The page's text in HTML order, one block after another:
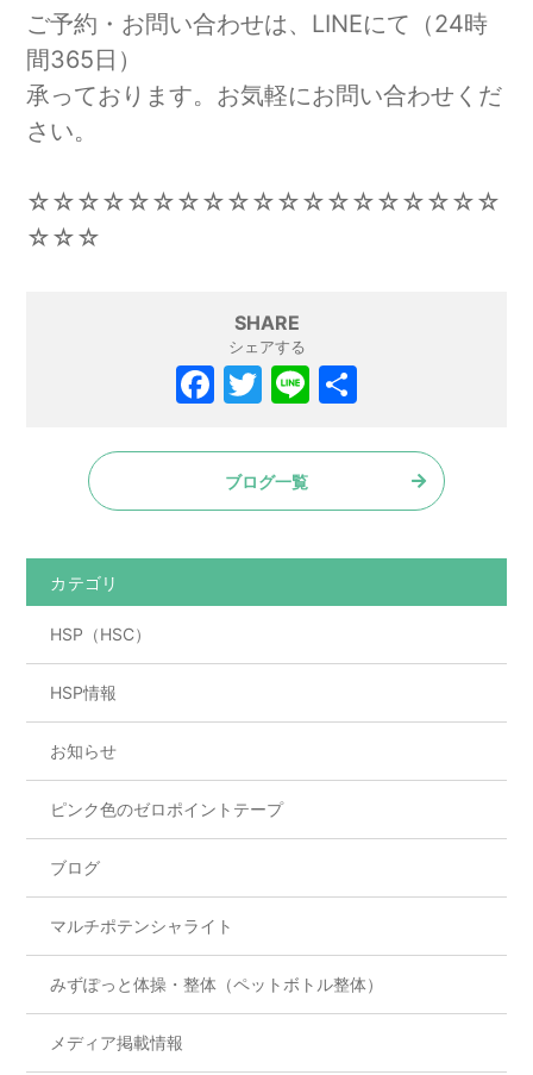
ご予約・お問い合わせは、LINEにて（24時
間365日）
承っております。お気軽にお問い合わせくだ
さい。
☆☆☆☆☆☆☆☆☆☆☆☆☆☆☆☆☆☆☆
☆☆☆
SHARE
シェアする
F
c
e
o
k
T
itt
er
Li
e
ブログ一覧
カテゴリ
HSP（HSC）
HSP情報
お知らせ
ピンク色のゼロポイントテープ
ブログ
マルチポテンシャライト
みずぽっと体操・整体（ペットボトル整体）
メディア掲載情報